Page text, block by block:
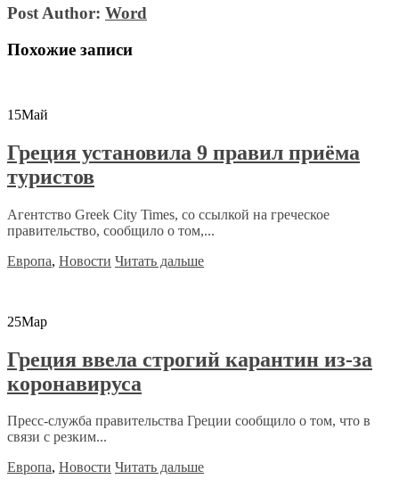
Post Author: Word
Похожие записи
15Май
Греция установила 9 правил приёма
туристов
Агентство Greek City Times, со ссылкой на греческое
правительство, сообщило о том,...
Европа, Новости Читать дальше
25Мар
Греция ввела строгий карантин из-за
коронавируса
Пресс-служба правительства Греции сообщило о том, что в
связи с резким...
Европа, Новости Читать дальше